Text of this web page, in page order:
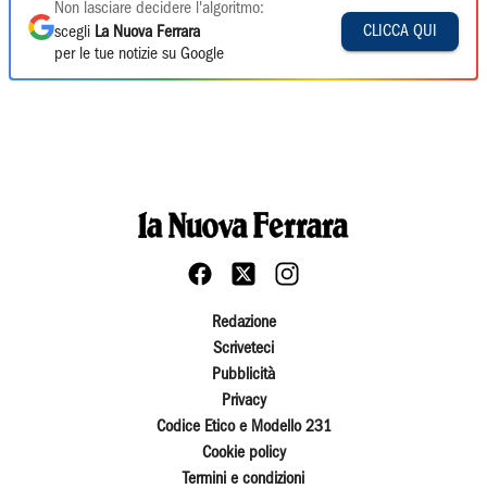
Non lasciare decidere l'algoritmo:
scegli La Nuova Ferrara
per le tue notizie su Google
CLICCA QUI
Redazione
Scriveteci
Pubblicità
Privacy
Codice Etico e Modello 231
Cookie policy
Termini e condizioni